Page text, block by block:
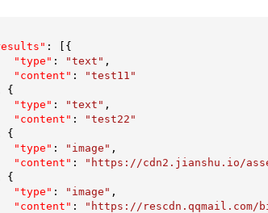
: [{
"type" : "text" ,
"content" :
"test11"
{
"type" : "text" ,
"content" :
"test22"
{
"type" : "image" ,
"content" :
"https://cdn2.jianshu.io/
{
"type" : "image" ,
"content" :
"https://rescdn.qqmail.com/